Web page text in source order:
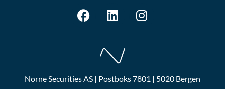
Norne Securities AS | Postboks 7801 | 5020 Bergen